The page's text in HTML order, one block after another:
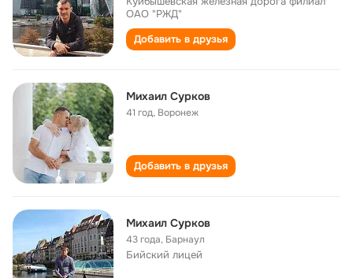
ОАО "РЖД"
Добавить в друзья
Михаил Сурков
41 год, Воронеж
Добавить в друзья
Михаил Сурков
43 года, Барнаул
Бийский лицей